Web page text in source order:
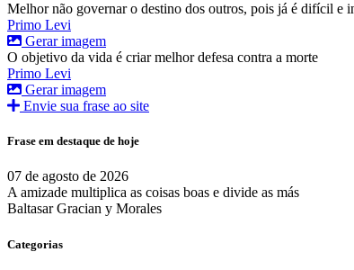
Melhor não governar o destino dos outros, pois já é difícil e
Primo Levi
Gerar imagem
O objetivo da vida é criar melhor defesa contra a morte
Primo Levi
Gerar imagem
Envie sua frase ao site
Frase em destaque de hoje
07 de agosto de 2026
A amizade multiplica as coisas boas e divide as más
Baltasar Gracian y Morales
Categorias